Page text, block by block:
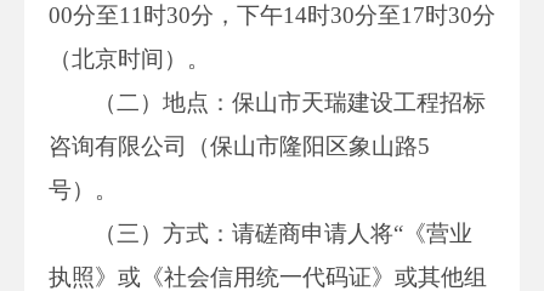
00分至11时30分，下午14时30分至17时30分
（北京时间）。
（二）地点：保山市天瑞建设工程招标
咨询有限公司（保山市隆阳区象山路5
号）。
（三）方式：请磋商申请人将“《营业
执照》或《社会信用统一代码证》或其他组